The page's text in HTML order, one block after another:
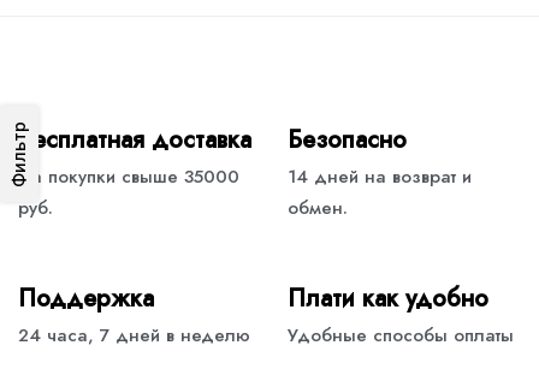
Фильтр
Бесплатная доставка
На покупки свыше 35000
руб.
Безопасно
14 дней на возврат и
обмен.
Поддержка
24 часа, 7 дней в неделю
Плати как удобно
Удобные способы оплаты